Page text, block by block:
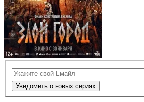
Уведомить о новых сериях